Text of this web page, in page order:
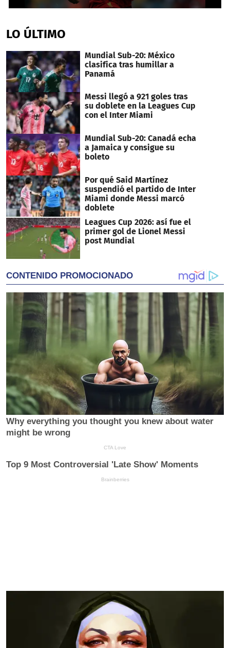
of
1
36
seconds
LO ÚLTIMO
Mundial Sub-20: México
clasifica tras humillar a
Panamá
Messi llegó a 921 goles tras
su doblete en la Leagues Cup
con el Inter Miami
Mundial Sub-20: Canadá echa
a Jamaica y consigue su
boleto
Por qué Said Martínez
suspendió el partido de Inter
Miami donde Messi marcó
doblete
Leagues Cup 2026: así fue el
primer gol de Lionel Messi
post Mundial